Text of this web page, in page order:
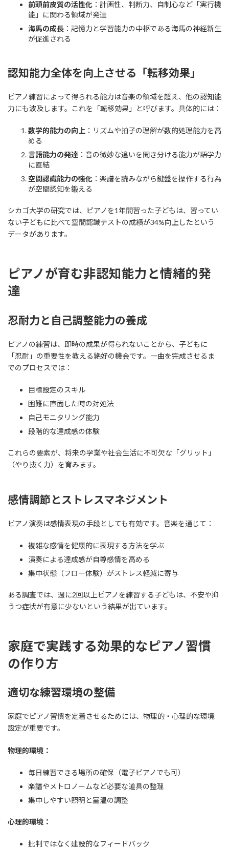
前頭前皮質の活性化 ：計画性、判断力、自制心など「実行機
能」に関わる領域が発達
海馬の成長 ：記憶力と学習能力の中枢である海馬の神経新生
が促進される
認知能力全体を向上させる「転移効果」
ピアノ練習によって得られる能力は音楽の領域を超え、他の認知能
力にも波及します。これを「転移効果」と呼びます。具体的には：
数学的能力の向上 ：リズムや拍子の理解が数的処理能力を高
める
言語能力の発達 ：音の微妙な違いを聞き分ける能力が語学力
に直結
空間認識能力の強化 ：楽譜を読みながら鍵盤を操作する行為
が空間認知を鍛える
シカゴ大学の研究では、ピアノを1年間習った子どもは、習ってい
ない子どもに比べて空間認識テストの成績が34%向上したという
データがあります。
ピアノが育む非認知能力と情緒的発
達
忍耐力と自己調整能力の養成
ピアノの練習は、即時の成果が得られないことから、子どもに
「忍耐」の重要性を教える絶好の機会です。一曲を完成させるま
でのプロセスでは：
目標設定のスキル
困難に直面した時の対処法
自己モニタリング能力
段階的な達成感の体験
これらの要素が、将来の学業や社会生活に不可欠な「グリット」
（やり抜く力）を育みます。
感情調節とストレスマネジメント
ピアノ演奏は感情表現の手段としても有効です。音楽を通じて：
複雑な感情を健康的に表現する方法を学ぶ
演奏による達成感が自尊感情を高める
集中状態（フロー体験）がストレス軽減に寄与
ある調査では、週に2回以上ピアノを練習する子どもは、不安や抑
うつ症状が有意に少ないという結果が出ています。
家庭で実践する効果的なピアノ習慣
の作り方
適切な練習環境の整備
家庭でピアノ習慣を定着させるためには、物理的・心理的な環境
設定が重要です。
物理的環境：
毎日練習できる場所の確保（電子ピアノでも可）
楽譜やメトロノームなど必要な道具の整理
集中しやすい照明と室温の調整
心理的環境：
批判ではなく建設的なフィードバック